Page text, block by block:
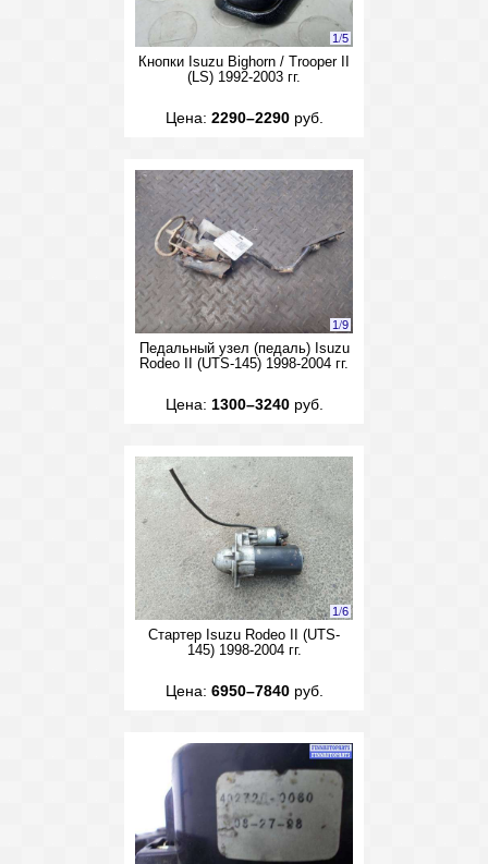
1/5
Кнопки Isuzu Bighorn / Trooper II
(LS) 1992-2003 гг.
Цена: 2290–2290руб.
1/9
Педальный узел (педаль) Isuzu
Rodeo II (UTS-145) 1998-2004 гг.
Цена: 1300–3240руб.
1/6
Стартер Isuzu Rodeo II (UTS-
145) 1998-2004 гг.
Цена: 6950–7840руб.